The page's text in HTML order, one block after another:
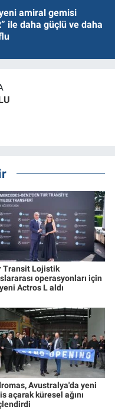
amiral gemisi
ile daha güçlü ve daha
Transit Lojistik
operasyonları için
Actros L aldı
Avustralya'da yeni
açarak küresel ağını